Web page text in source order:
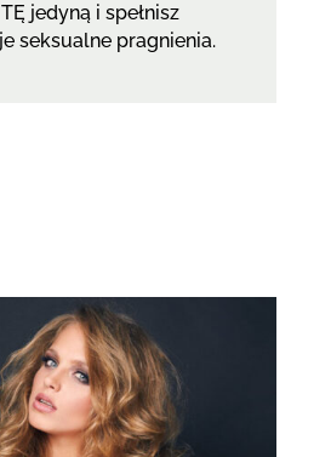
jedyną i spełnisz
seksualne pragnienia.